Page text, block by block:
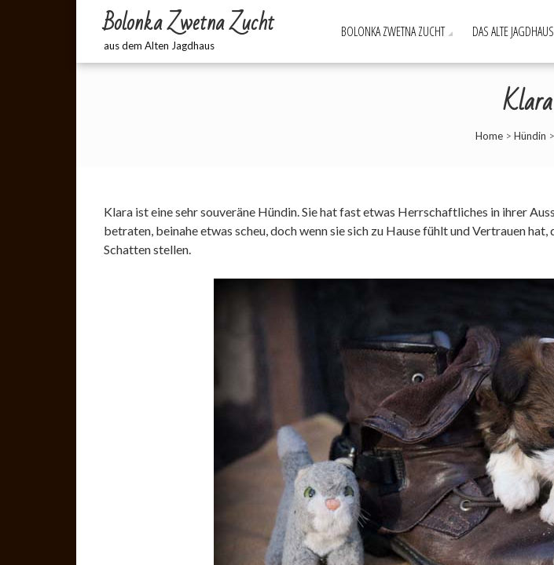
Bolonka Zwetna Zucht
aus dem Alten Jagdhaus
BOLONKA ZWETNA ZUCHT DAS ALTE JAGDHAUS
Klara
Home > Hündin >
Klara ist eine sehr souveräne Hündin. Sie hat fast etwas Herrschaftliches in ihrer
betraten, beinahe etwas scheu, doch wenn sie sich zu Hause fühlt und Vertrauen
Schatten stellen.